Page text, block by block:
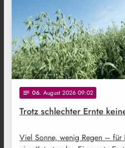
notes 06. August 2026 09:02
Trotz schlechter Ernte
Viel Sonne, wenig Regen – für